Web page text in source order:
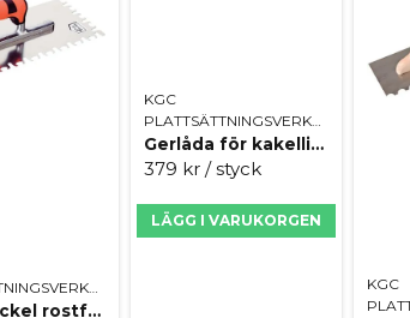
PLATTSÄTTNINGSVERKTYG
Tandspackel rostfri 280mm, Alpen
KGC
PLATTSÄTTNINGSVERKTYG
Gerlåda för kakellist
379 kr / styck
LÄGG I VARUKORGEN
KGC